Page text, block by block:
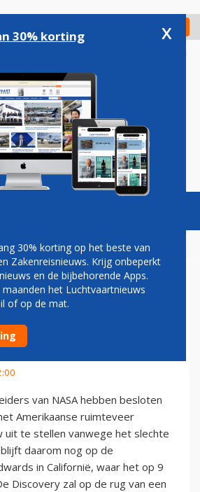
Check in
Podcasts Vacatures
MOET
DISCOVERY
BRENGEN
van NASA hebben besloten
Amerikaanse ruimteveer
uit te stellen vanwege het slechte
daarom nog op de
in Californië, waar het op 9
Discovery zal op de rug van een
30% korting x
30% korting op het beste van
Zakenreisnieuws. Krijg onbeperkt
en de bijbehorende Apps.
het Luchtvaartnieuws
of op de mat.